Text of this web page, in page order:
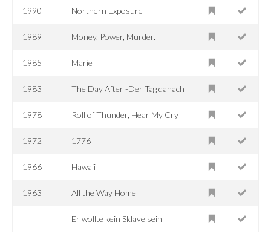
1990 Northern Exposure
1989 Money, Power, Murder.
1985 Marie
1983 The Day After -Der Tag danach
1978 Roll of Thunder, Hear My Cry
1972 1776
1966 Hawaii
1963 All the Way Home
Er wollte kein Sklave sein